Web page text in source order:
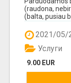
(raudona,
(balta, pusiau
2021/05/
9.00 EUR
Услуги